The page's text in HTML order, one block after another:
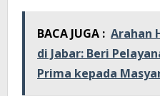
BACA JUGA : Arahan
di Jabar: Beri
Prima kepada